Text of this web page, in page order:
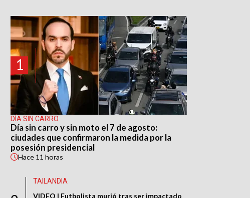
1
DÍA SIN CARRO
Día sin carro y sin moto el 7 de agosto:
ciudades que confirmaron la medida por la
posesión presidencial
Hace 11 horas
TAILANDIA
VIDEO | Futbolista murió tras ser impactado